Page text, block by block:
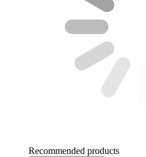
Recommended products